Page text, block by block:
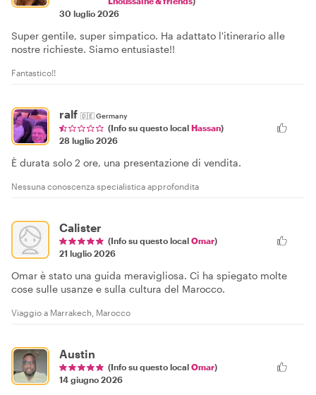
30 luglio 2026
Super gentile, super simpatico. Ha adattato l'itinerario alle
nostre richieste. Siamo entusiaste!!
Fantastico!!
ralf 🇩🇪Germany
(Info su questo local Hassan)
28 luglio 2026
È durata solo 2 ore, una presentazione di vendita.
Nessuna conoscenza specialistica approfondita
Calister
(Info su questo local Omar)
21 luglio 2026
Omar è stato una guida meravigliosa. Ci ha spiegato molte
cose sulle usanze e sulla cultura del Marocco.
Viaggio a Marrakech, Marocco
Austin
(Info su questo local Omar)
14 giugno 2026